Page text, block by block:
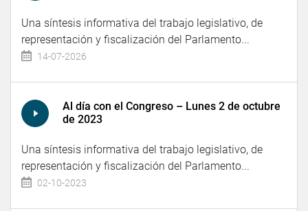
Una síntesis informativa del trabajo legislativo, de
representación y fiscalización del Parlamento...
14-07-2026
Al día con el Congreso – Lunes 2 de octubre
de 2023
Una síntesis informativa del trabajo legislativo, de
representación y fiscalización del Parlamento...
02-10-2023